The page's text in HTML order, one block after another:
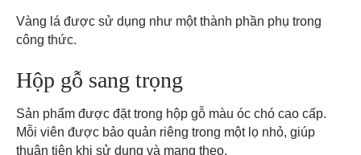
Vàng lá được sử dụng như một thành phần phụ trong
công thức.
Hộp gỗ sang trọng
Sản phẩm được đặt trong hộp gỗ màu óc chó cao cấp.
Mỗi viên được bảo quản riêng trong một lọ nhỏ, giúp
thuận tiện khi sử dụng và mang theo.